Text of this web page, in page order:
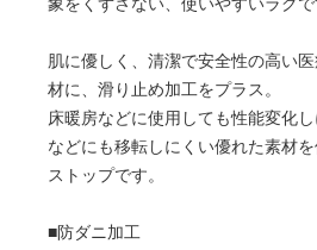
肌に優しく、清潔で安全性の高い
材に、滑り止め加工をプラス。
床暖房などに使用しても性能変化
などにも移転しにくい優れた素材
ストップです。
■防ダニ加工